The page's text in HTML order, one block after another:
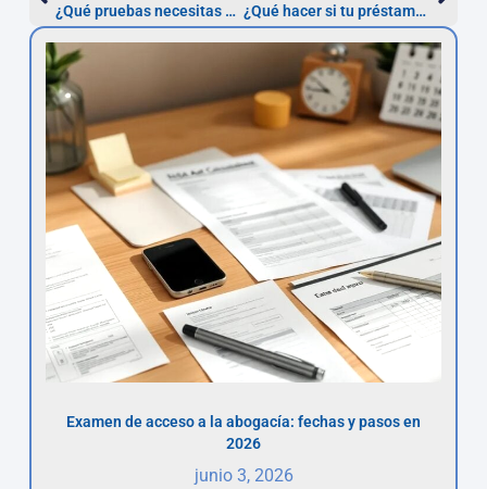
¿Qué pruebas necesitas presentar para reclamar la nulidad de un préstamo?
¿Qué hacer si tu préstamo personal tiene una TAE abusiva? Guía para reclamar
Examen de acceso a la abogacía: fechas y pasos en
2026
junio 3, 2026